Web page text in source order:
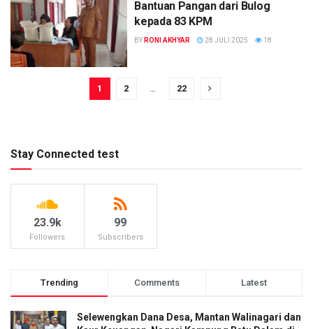
Bantuan Pangan dari Bulog
kepada 83 KPM
BY RONI AKHYAR 28 JULI 2025 18
1 2 22
Stay Connected test
23.9k
Followers
99
Subscribers
Trending Comments Latest
Selewengkan Dana Desa, Mantan Walinagari dan